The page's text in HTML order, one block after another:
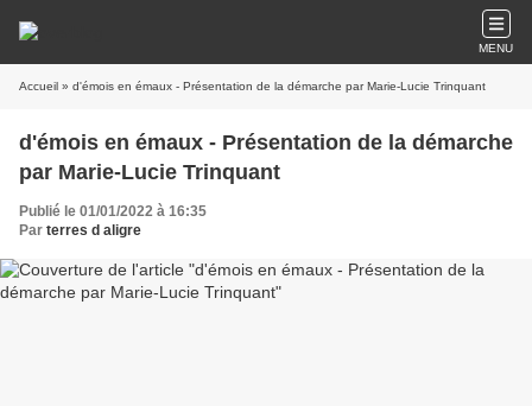
MENU
Accueil » d'émois en émaux - Présentation de la démarche par Marie-Lucie Trinquant
d'émois en émaux - Présentation de la démarche
par Marie-Lucie Trinquant
Publié le 01/01/2022 à 16:35
Par terres d aligre